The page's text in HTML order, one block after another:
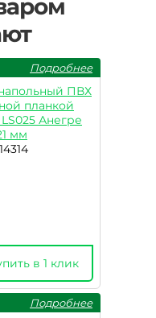
Подробнее
ПВХ
планкой
Анегре
мм
в 1 клик
Подробнее